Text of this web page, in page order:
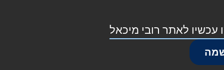
עכשיו לאתר רובי מיכאל